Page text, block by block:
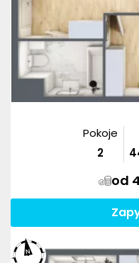
Pokoje
2
od